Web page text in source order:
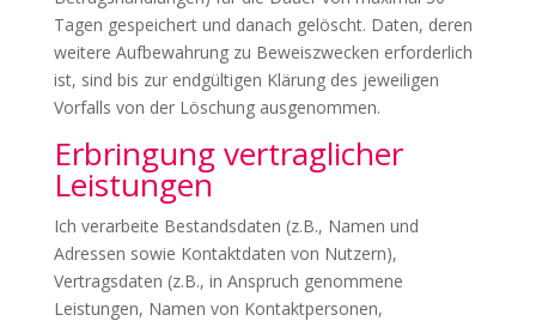
Tagen gespeichert und danach gelöscht. Daten, deren
weitere Aufbewahrung zu Beweiszwecken erforderlich
ist, sind bis zur endgültigen Klärung des jeweiligen
Vorfalls von der Löschung ausgenommen.
Erbringung vertraglicher
Leistungen
Ich verarbeite Bestandsdaten (z.B., Namen und
Adressen sowie Kontaktdaten von Nutzern),
Vertragsdaten (z.B., in Anspruch genommene
Leistungen, Namen von Kontaktpersonen,